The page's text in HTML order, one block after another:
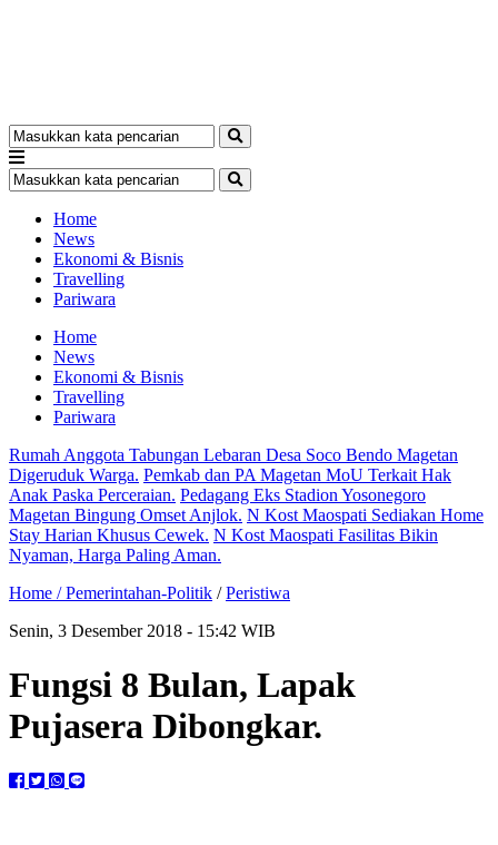
Home
News
Ekonomi & Bisnis
Travelling
Pariwara
Home
News
Ekonomi & Bisnis
Travelling
Pariwara
Rumah Anggota Tabungan Lebaran Desa Soco Bendo Magetan
Digeruduk Warga. Pemkab dan PA Magetan MoU Terkait Hak
Anak Paska Perceraian. Pedagang Eks Stadion Yosonegoro
Magetan Bingung Omset Anjlok. N Kost Maospati Sediakan Home
Stay Harian Khusus Cewek. N Kost Maospati Fasilitas Bikin
Nyaman, Harga Paling Aman.
Home /Pemerintahan-Politik /Peristiwa
Senin, 3 Desember 2018 - 15:42 WIB
Fungsi 8 Bulan, Lapak
Pujasera Dibongkar.